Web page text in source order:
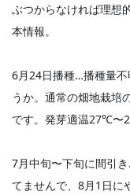
ぶつからなければ理想
本情報。
6月24日播種…播種量
うか。通常の畑地栽培
です。発芽適温27℃〜
7月中旬〜下旬に間引
てませんで、8月1日に